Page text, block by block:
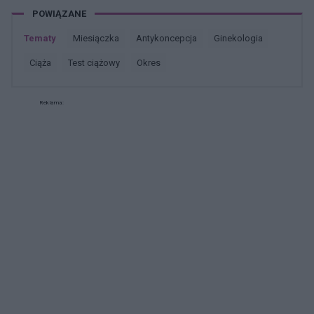
POWIĄZANE
Tematy miesiączka antykoncepcja ginekologia
ciąża test ciążowy okres
Reklama: